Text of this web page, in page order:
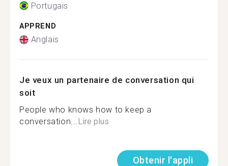
Portugais
APPREND
Anglais
Je veux un partenaire de conversation qui
soit
People who knows how to keep a
conversation...Lire plus
Obtenir l'appli